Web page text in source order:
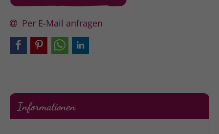
Per E-Mail anfragen
Informationen